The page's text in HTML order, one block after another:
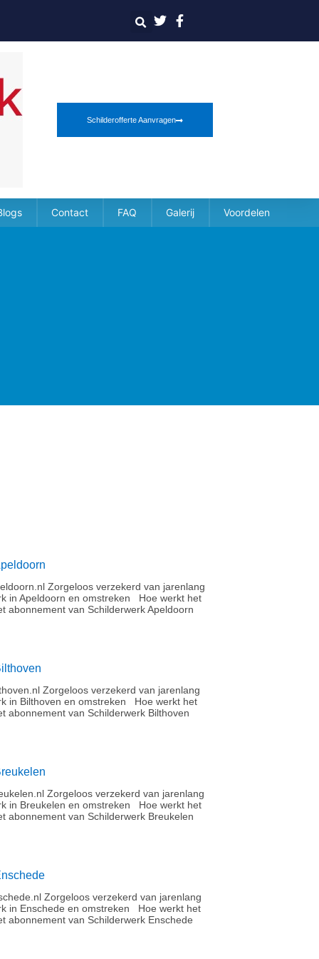
Schilderofferte Aanvragen
Contact FAQ Galerij Voordelen
Zorgeloos verzekerd van jarenlang
in Apeldoorn en omstreken Hoe werkt het
abonnement van Schilderwerk Apeldoorn
Zorgeloos verzekerd van jarenlang
in Bilthoven en omstreken Hoe werkt het
abonnement van Schilderwerk Bilthoven
Zorgeloos verzekerd van jarenlang
in Breukelen en omstreken Hoe werkt het
abonnement van Schilderwerk Breukelen
Zorgeloos verzekerd van jarenlang
in Enschede en omstreken Hoe werkt het
abonnement van Schilderwerk Enschede